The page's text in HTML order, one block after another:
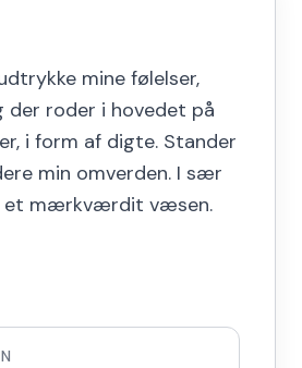
mine følelser,
der roder i hovedet på
i form af digte. Stander
min omverden. I sær
et mærkværdit væsen.